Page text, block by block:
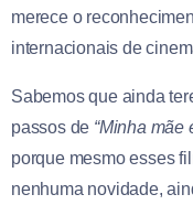
merece o
internacionais de
Sabemos que ainda
passos de “Minha mãe
porque mesmo esses
nenhuma novidade,